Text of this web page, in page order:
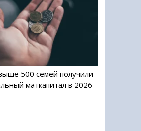
500 семей получили
маткапитал в 2026